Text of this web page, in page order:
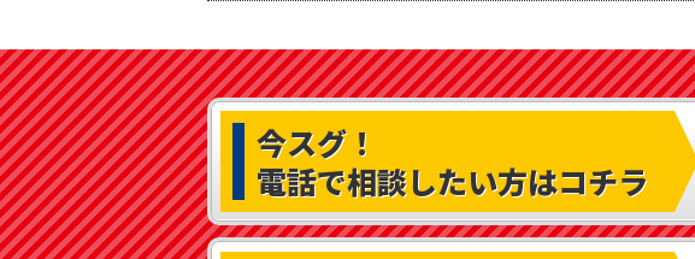
今スグ！
電話で相談したい方はコチラ